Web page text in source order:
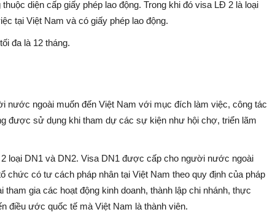
diện cấp giấy phép lao động. Trong khi đó visa LĐ 2 là loại
tại Việt Nam và có giấy phép lao động.
đa là 12 tháng.
nước ngoài muốn đến Việt Nam với mục đích làm việc, công tác
được sử dụng khi tham dự các sự kiện như hội chợ, triển lãm
loại DN1 và DN2. Visa DN1 được cấp cho người nước ngoài
chức có tư cách pháp nhân tại Việt Nam theo quy định của pháp
gia các hoạt động kinh doanh, thành lập chi nhánh, thực
điều ước quốc tế mà Việt Nam là thành viên.